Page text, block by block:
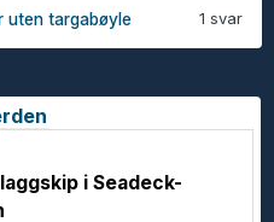
1 svar
uten targabøyle
i Seadeck-